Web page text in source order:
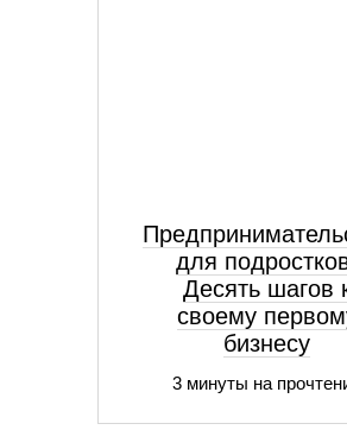
для
Десять шагов
своему
бизнесу
3 минуты на